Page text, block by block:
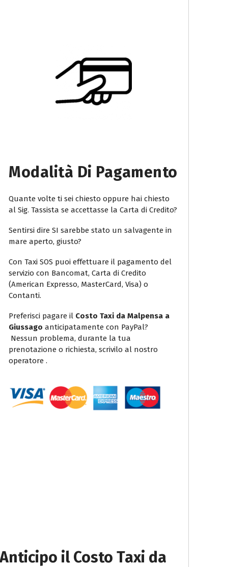
Modalità Di Pagamento
Quante volte ti sei chiesto oppure hai chiesto
al Sig. Tassista se accettasse la Carta di Credito?
Sentirsi dire SI sarebbe stato un salvagente in
mare aperto, giusto?
Con Taxi SOS puoi effettuare il pagamento del
servizio con Bancomat, Carta di Credito
(American Expresso, MasterCard, Visa) o
Contanti.
Preferisci pagare il Costo Taxi da Malpensa a
Giussago anticipatamente con PayPal?
Nessun problema, durante la tua
prenotazione o richiesta, scrivilo al nostro
operatore .
il Costo Taxi da